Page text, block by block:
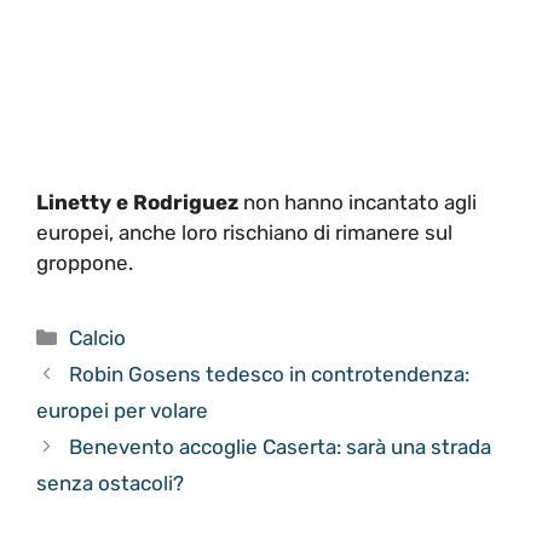
Linetty e Rodriguez non hanno incantato agli
europei, anche loro rischiano di rimanere sul
groppone.
Categorie
Calcio
Robin Gosens tedesco in controtendenza:
europei per volare
Benevento accoglie Caserta: sarà una strada
senza ostacoli?